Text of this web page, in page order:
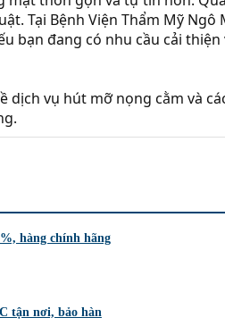
Tại Bệnh Viện Thẩm Mỹ
bạn đang có nhu cầu cải
vụ hút mỡ nọng cằm và
hàng chính hãng
tận nơi, bảo hàn